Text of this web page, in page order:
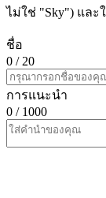
ไม่ใช่ "Sky") แล
ชื่อ
0 / 20
การแนะนำ
0 / 1000